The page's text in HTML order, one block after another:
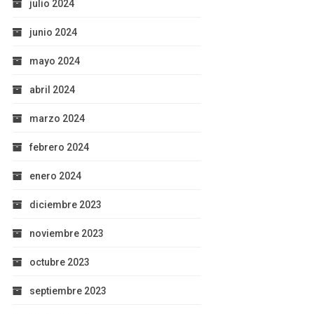
julio 2024
junio 2024
mayo 2024
abril 2024
marzo 2024
febrero 2024
enero 2024
diciembre 2023
noviembre 2023
octubre 2023
septiembre 2023